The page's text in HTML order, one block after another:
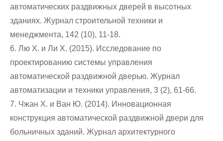
автоматических раздвижных дверей в высотных
зданиях. Журнал строительной техники и
менеджмента, 142 (10), 11-18.
6. Лю Х. и Ли Х. (2015). Исследование по
проектированию системы управления
автоматической раздвижной дверью. Журнал
автоматизации и техники управления, 3 (2), 61-66.
7. Чжан Х. и Ван Ю. (2014). Инновационная
конструкция автоматической раздвижной двери для
больничных зданий. Журнал архитектурного